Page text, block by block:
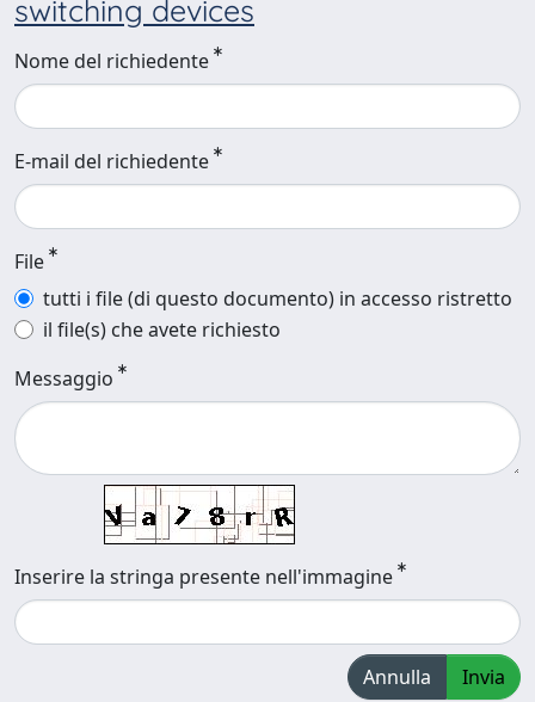
switching devices
Nome del richiedente
E-mail del richiedente
File
tutti i file (di questo documento) in accesso ristretto
il file(s) che avete richiesto
Messaggio
Inserire la stringa presente nell'immagine
Annulla Invia